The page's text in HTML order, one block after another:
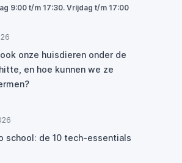
9:00 t/m 17:30. Vrijdag t/m 17:00
onze huisdieren onder de
en hoe kunnen we ze
school: de 10 tech-essentials